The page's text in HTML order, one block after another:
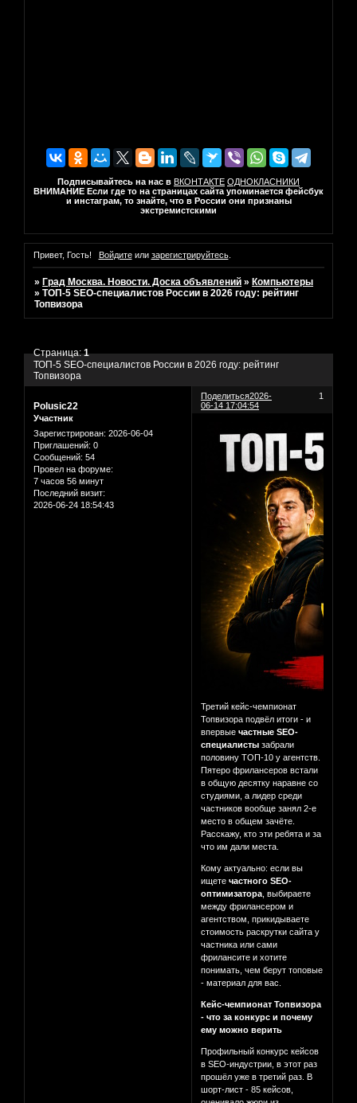
Подписывайтесь на нас в ВКОНТАКТЕ ОДНОКЛАСНИКИ
ВНИМАНИЕ Если где то на страницах сайта упоминается фейсбук
и инстаграм, то знайте, что в России они признаны
экстремистскими
Привет, Гость! Войдитеили зарегистрируйтесь.
» Град Москва. Новости. Доска объявлений » Компьютеры
»ТОП-5 SEO-специалистов России в 2026 году: рейтинг
Топвизора
ТОП-5 SEO-специалистов России в 2026 году: рейтинг
Топвизора
Страница:1
Поделиться 1
2026-
06-14 17:04:54
Polusic22
Участник
Зарегистрирован: 2026-06-04
Приглашений: 0
Сообщений: 54
Провел на форуме:
7 часов 56 минут
Последний визит:
2026-06-24 18:54:43
Третий кейс-чемпионат
Топвизора подвёл итоги - и
впервыечастные SEO-
специалисты забрали
половину ТОП-10 у агентств.
Пятеро фрилансеров встали
в общую десятку наравне со
студиями, а лидер среди
частников вообще занял 2-е
место в общем зачёте.
Расскажу, кто эти ребята и за
что им дали места.
Кому актуально: если вы
ищетечастного SEO-
оптимизатора , выбираете
между фрилансером и
агентством, прикидываете
стоимость раскрутки сайта у
частника или сами
фрилансите и хотите
понимать, чем берут топовые
- материал для вас.
Кейс-чемпионат Топвизора
- что за конкурс и почему
ему можно верить
Профильный конкурс кейсов
в SEO-индустрии, в этот раз
прошёл уже в третий раз. В
шорт-лист - 85 кейсов,